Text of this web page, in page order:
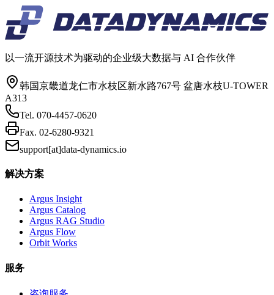
以一流开源技术为驱动的企业级大数据与 AI 合作伙伴
韩国京畿道龙仁市水枝区新水路767号 盆唐水枝U-TOWER
A313
Tel. 070-4457-0620
Fax. 02-6280-9321
support[at]data-dynamics.io
解决方案
Argus Insight
Argus Catalog
Argus RAG Studio
Argus Flow
Orbit Works
服务